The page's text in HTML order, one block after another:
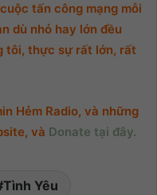
tấn công mạng mỗi
dù nhỏ hay lớn đều
tôi, thực sự rất lớn, rất
Hẻm Radio, và những
và Donate tại đây.
Tình Yêu